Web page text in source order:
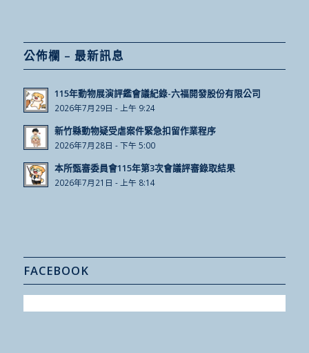
公佈欄 – 最新訊息
115年動物展演評鑑會議紀錄-六福開發股份有限公司
2026年7月29日 - 上午 9:24
新竹縣動物疑受虐案件緊急扣留作業程序
2026年7月28日 - 下午 5:00
本所甄審委員會115年第3次會議評審錄取結果
2026年7月21日 - 上午 8:14
FACEBOOK